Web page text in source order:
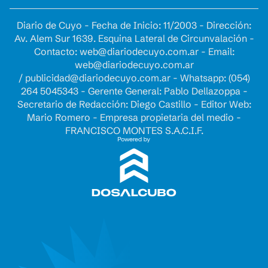
Diario de Cuyo - Fecha de Inicio: 11/2003 - Dirección:
Av. Alem Sur 1639. Esquina Lateral de Circunvalación -
Contacto: web@diariodecuyo.com.ar- Email:
web@diariodecuyo.com.ar
/ publicidad@diariodecuyo.com.ar- Whatsapp: (054)
264 5045343 - Gerente General: Pablo Dellazoppa -
Secretario de Redacción: Diego Castillo - Editor Web:
Mario Romero - Empresa propietaria del medio -
FRANCISCO MONTES S.A.C.I.F.